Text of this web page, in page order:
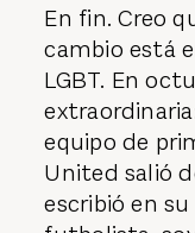
En fin. Creo
cambio está
LGBT. En
equipo de
United salió
escribió en